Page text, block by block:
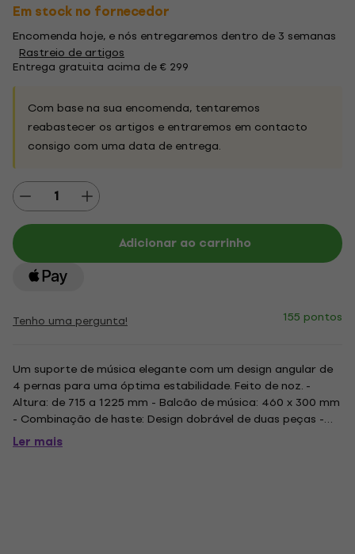
Em stock no fornecedor
Encomenda hoje, e nós entregaremos dentro de 3 semanas
Rastreio de artigos
Entrega gratuita acima de € 299
Com base na sua encomenda, tentaremos
reabastecer os artigos e entraremos em contacto
consigo com uma data de entrega.
Adicionar ao carrinho
Tenho uma pergunta! 155 pontos
Um suporte de música elegante com um design angular de
4 pernas para uma óptima estabilidade. Feito de noz. -
Altura: de 715 a 1225 mm - Balcão de música: 460 x 300 mm
- Combinação de haste: Design dobrável de duas peças -
Peso: 2,8 kg - Cor: Natural. .
Ler mais